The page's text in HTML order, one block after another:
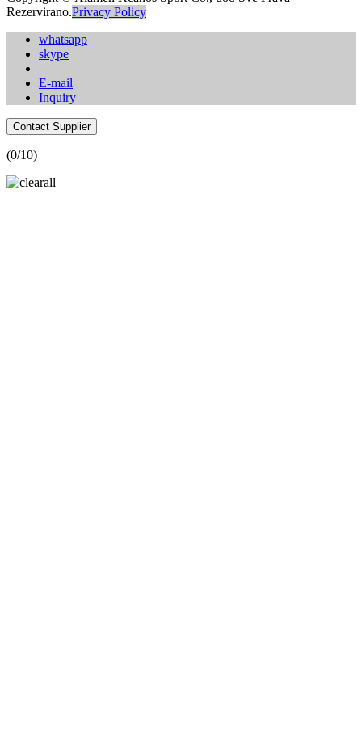
Rezervirano.Privacy Policy
whatsapp
skype
E-mail
Inquiry
Contact Supplier
(0/10)